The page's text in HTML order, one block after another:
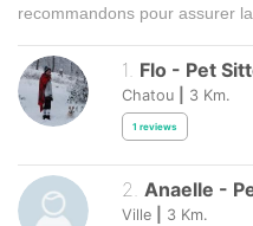
recommandons pour assurer
1. Flo - Pet
Chatou 3 Km.
1 reviews
2. Anaelle -
Ville 3 Km.